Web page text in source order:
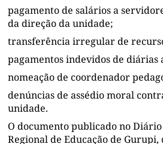
pagamento de salários a
da direção da unidade;
transferência irregular de
pagamentos indevidos de diárias
nomeação de coordenador
denúncias de assédio moral
unidade.
O documento publicado no
Regional de Educação de